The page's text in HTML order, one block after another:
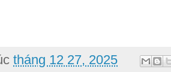
tháng 12 27, 2025